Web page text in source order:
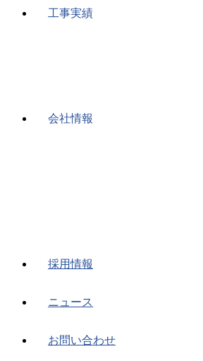
工事実績
会社情報
採用情報
ニュース
お問い合わせ